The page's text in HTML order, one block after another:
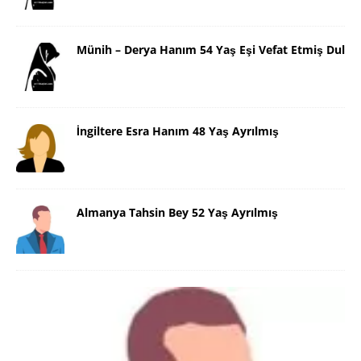
Münih – Derya Hanım 54 Yaş Eşi Vefat Etmiş Dul
İngiltere Esra Hanım 48 Yaş Ayrılmış
Almanya Tahsin Bey 52 Yaş Ayrılmış